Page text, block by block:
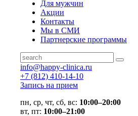
Для мужчин
Акции
Контакты
Мы в СМИ
Партнерские программы
info@happy-clinica.ru
+7 (812) 410-14-10
Запись на прием
пн, ср, чт, сб, вс: 10:00–20:00
вт, пт: 10:00–21:00